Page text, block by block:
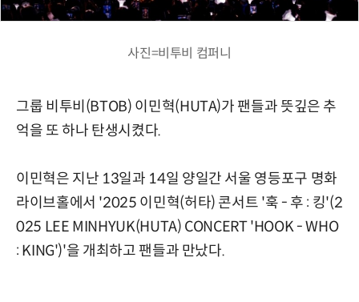
사진=비투비 컴퍼니
그룹 비투비(BTOB) 이민혁(HUTA)가 팬들과 뜻깊은 추
억을 또 하나 탄생시켰다.
이민혁은 지난 13일과 14일 양일간 서울 영등포구 명화
라이브홀에서 '2025 이민혁(허타) 콘서트 '훅 - 후 : 킹'(2
025 LEE MINHYUK(HUTA) CONCERT 'HOOK - WHO
: KING')'을 개최하고 팬들과 만났다.